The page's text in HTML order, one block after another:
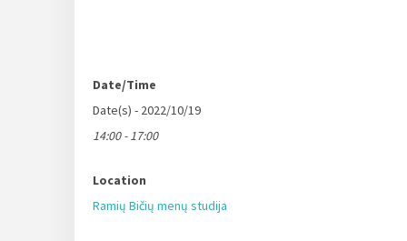
Date/Time
Date(s) - 2022/10/19
14:00 - 17:00
Location
Ramių Bičių menų studija